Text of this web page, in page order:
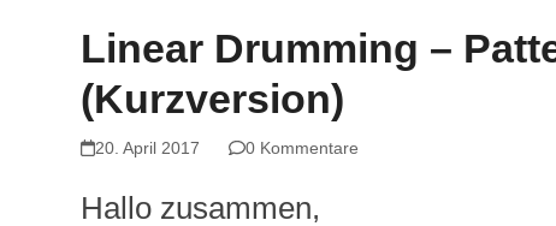
Linear Drumming –
(Kurzversion)
20. April 2017 0 Kommentare
Hallo zusammen,